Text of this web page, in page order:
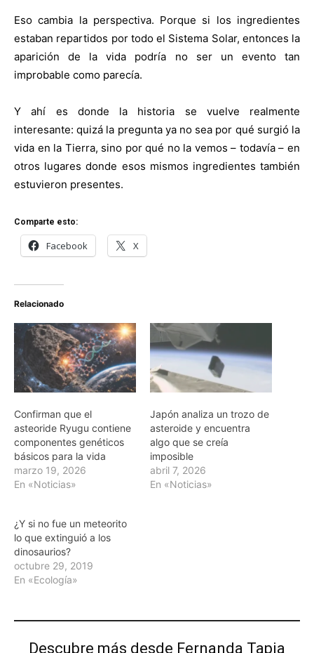
Eso cambia la perspectiva. Porque si los ingredientes
estaban repartidos por todo el Sistema Solar, entonces la
aparición de la vida podría no ser un evento tan
improbable como parecía.
Y ahí es donde la historia se vuelve realmente
interesante: quizá la pregunta ya no sea por qué surgió la
vida en la Tierra, sino por qué no la vemos – todavía – en
otros lugares donde esos mismos ingredientes también
estuvieron presentes.
Comparte esto:
Facebook X
Relacionado
Confirman que el
asteoride Ryugu contiene
componentes genéticos
básicos para la vida
marzo 19, 2026
En «Noticias»
Japón analiza un trozo de
asteroide y encuentra
algo que se creía
imposible
abril 7, 2026
En «Noticias»
¿Y si no fue un meteorito
lo que extinguió a los
dinosaurios?
octubre 29, 2019
En «Ecología»
Descubre más desde Fernanda Tapia